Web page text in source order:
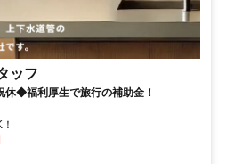
ッフ
◆福利厚生で旅行の補助金！